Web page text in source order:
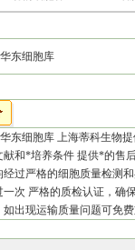
东细胞库
东细胞库 上海蒂科生物
和*培养条件 提供*的售
过严格的细胞质量检测
次 严格的质检认证，确
如出现运输质量问题可免